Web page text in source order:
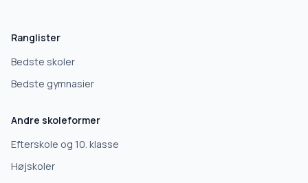
Hvad leder du efter?
Vi bruger dit valg til at stille de rigtige spørgsmål.
Grundskole
10. klasse
Ranglister
Bedste skoler
Bedste gymnasier
Andre skoleformer
Efterskole og 10. klasse
Højskoler